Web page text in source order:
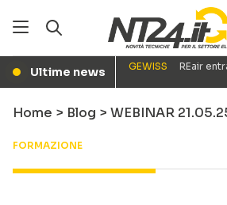
● Ultime news GEWISS REair
Home > Blog > WEBINAR
FORMAZIONE